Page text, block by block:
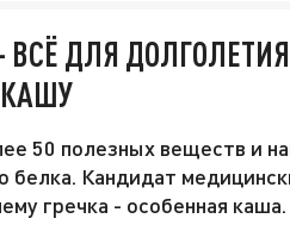
ВСЁ ДЛЯ
50 полезных веществ и
белка. Кандидат
гречка - особенная каша.